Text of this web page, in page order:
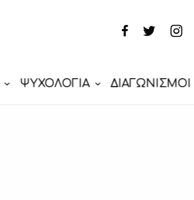
ΨΥΧΟΛΟΓΙΑ ΔΙΑΓΩΝΙΣΜΟΙ